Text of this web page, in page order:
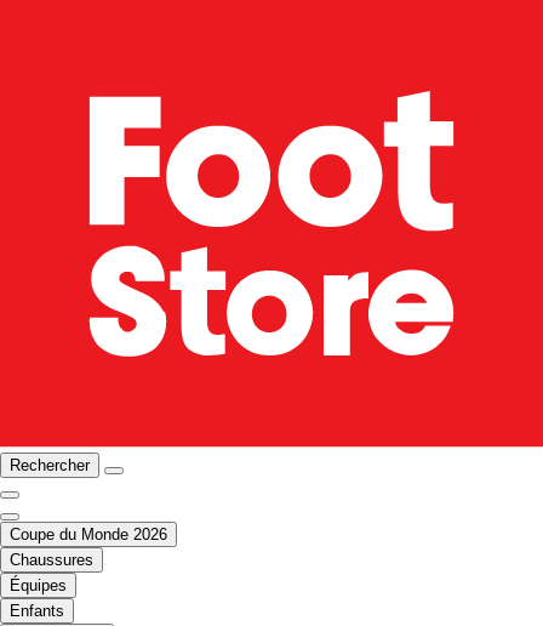
Rechercher
Coupe du Monde 2026
Chaussures
Équipes
Enfants